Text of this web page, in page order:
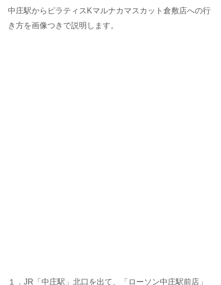
中庄駅からピラティスKマルナカマスカット倉敷店への行
き方を画像つきで説明します。
１．JR「中庄駅」北口を出て、「ローソン中庄駅前店」